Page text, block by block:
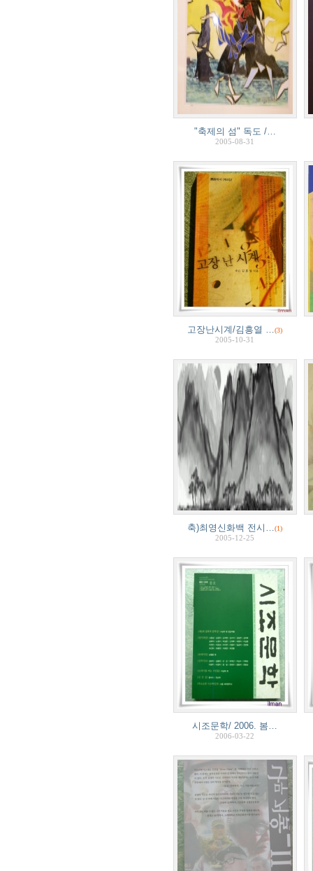
"축제의 섬" 독도 /…
2005-08-31
고장난시계/김흥열 …(3)
2005-10-31
축)최영신화백 전시…(1)
2005-12-25
시조문학/ 2006. 봄…
2006-03-22